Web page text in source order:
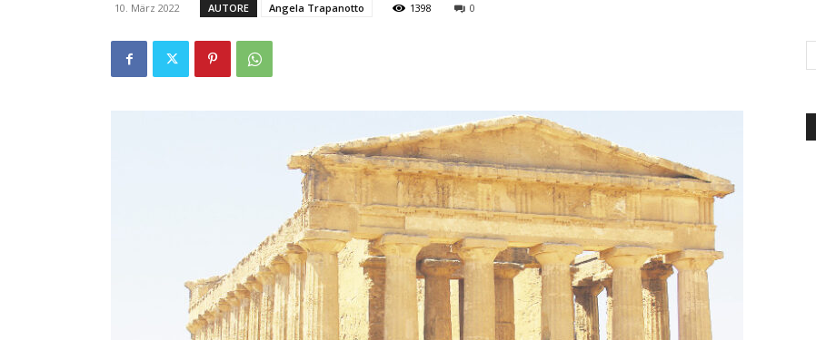
10. März 2022 AUTORE Angela Trapanotto 1398 0